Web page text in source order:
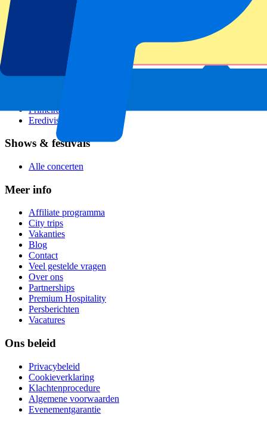
Voetbalcompetities
Champions League
Premier League
Serie A
Primeira Liga
Eredivisie
Shows & festivals
Alle concerten
Meer info
Affiliate programma
City trips
Vakanties
Blog
Contact
Veel gestelde vragen
Over ons
Partnerships
Premium Hospitality
Persberichten
Vacatures
Ons beleid
Privacybeleid
Cookieverklaring
Klachtenprocedure
Algemene voorwaarden
Evenementgarantie